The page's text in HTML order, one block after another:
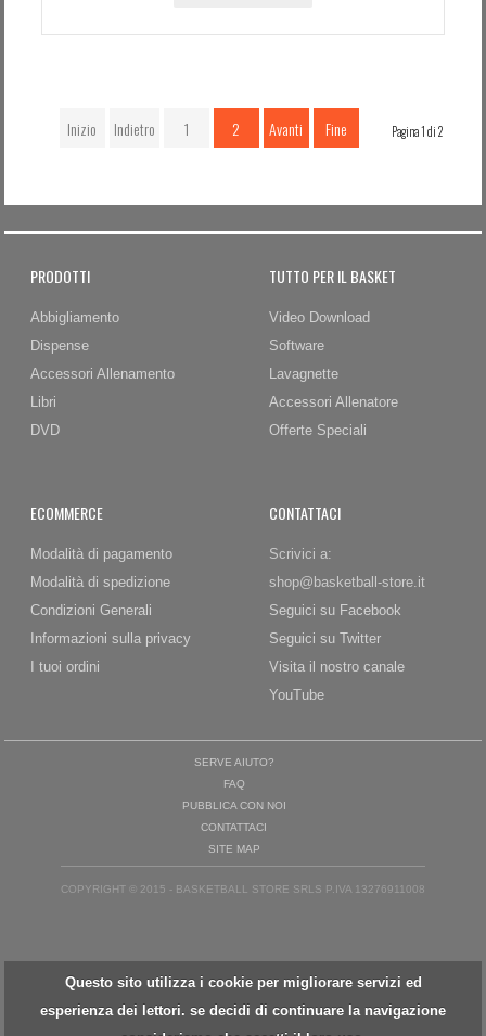
Inizio Indietro 1 2 Avanti Fine Pagina 1 di 2
PRODOTTI
Abbigliamento
Dispense
Accessori Allenamento
Libri
DVD
TUTTO PER IL BASKET
Video Download
Software
Lavagnette
Accessori Allenatore
Offerte Speciali
ECOMMERCE
Modalità di pagamento
Modalità di spedizione
Condizioni Generali
Informazioni sulla privacy
I tuoi ordini
CONTATTACI
Scrivici a:
shop@basketball-store.it
Seguici su Facebook
Seguici su Twitter
Visita il nostro canale
YouTube
SERVE AIUTO?
FAQ
PUBBLICA CON NOI
CONTATTACI
SITE MAP
COPYRIGHT © 2015 - BASKETBALL STORE SRLS P.IVA 13276911008
Questo sito utilizza i cookie per migliorare servizi ed
esperienza dei lettori. se decidi di continuare la navigazione